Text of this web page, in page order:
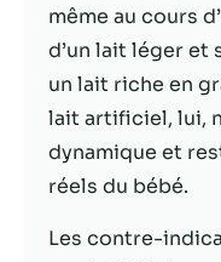
même au cours
d’un lait léger et
un lait riche en
lait artificiel, lui,
dynamique et
réels du bébé.
Les contre-